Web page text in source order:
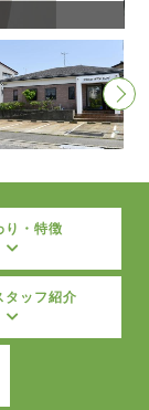
り・特徴
タッフ紹介